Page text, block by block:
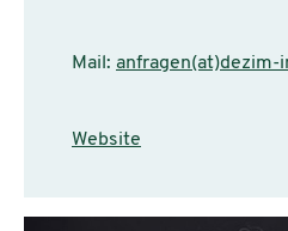
Mail: anfragen(at)dezim-
Website